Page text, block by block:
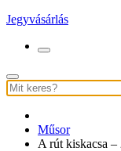
Jegyvásárlás
Műsor
A rút kiskacsa